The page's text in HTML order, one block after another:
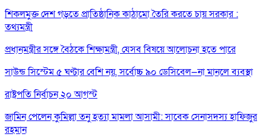
শিকলমুক্ত দেশ গড়তে প্রাতিষ্ঠানিক কাঠামো তৈরি করতে চায় সরকার :
তথ্যমন্ত্রী
প্রধানমন্ত্রীর সঙ্গে বৈঠকে শিক্ষামন্ত্রী, যেসব বিষয়ে আলোচনা হতে পারে
সাউন্ড সিস্টেম ৫ ঘণ্টার বেশি নয়, সর্বোচ্চ ৯০ ডেসিবেল—না মানলে ব্যবস্থা
রাষ্ট্রপতি নির্বাচন ২০ আগস্ট
জামিন পেলেন কুমিল্লা তনু হত্যা মামলা আসামী: সাবেক সেনাসদস্য হাফিজুর
রহমান